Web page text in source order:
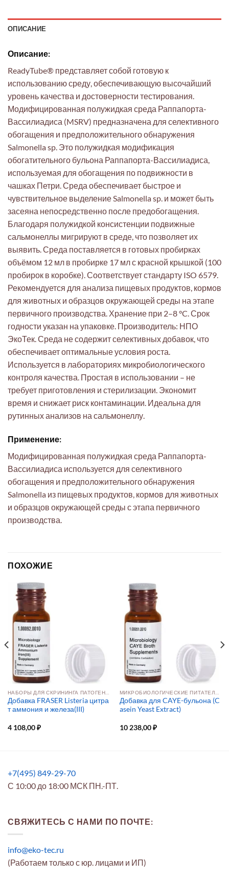
ОПИСАНИЕ
Описание:
ReadyTube® представляет собой готовую к
использованию среду, обеспечивающую высочайший
уровень качества и достоверности тестирования.
Модифицированная полужидкая среда Раппапорта-
Вассилиадиса (MSRV) предназначена для селективного
обогащения и предположительного обнаружения
Salmonella sp. Это полужидкая модификация
обогатительного бульона Раппапорта-Вассилиадиса,
используемая для обогащения по подвижности в
чашках Петри. Среда обеспечивает быстрое и
чувствительное выделение Salmonella sp. и может быть
засеяна непосредственно после предобогащения.
Благодаря полужидкой консистенции подвижные
сальмонеллы мигрируют в среде, что позволяет их
выявить. Среда поставляется в готовых пробирках
объёмом 12 мл в пробирке 17 мл с красной крышкой (100
пробирок в коробке). Соответствует стандарту ISO 6579.
Рекомендуется для анализа пищевых продуктов, кормов
для животных и образцов окружающей среды на этапе
первичного производства. Хранение при 2–8 °C. Срок
годности указан на упаковке. Производитель: НПО
ЭкоТек. Среда не содержит селективных добавок, что
обеспечивает оптимальные условия роста.
Используется в лабораториях микробиологического
контроля качества. Простая в использовании – не
требует приготовления и стерилизации. Экономит
время и снижает риск контаминации. Идеальна для
рутинных анализов на сальмонеллу.
Применение:
Модифицированная полужидкая среда Раппапорта-
Вассилиадиса используется для селективного
обогащения и предположительного обнаружения
Salmonella из пищевых продуктов, кормов для животных
и образцов окружающей среды с этапа первичного
производства.
ПОХОЖИЕ
Добавка FRASER Listeria цитра
т аммония и железа(III)
4 108,00₽
Добавка для CAYE-бульона (C
asein Yeast Extract)
10 238,00₽
+7(495) 849-29-70
С 10:00 до 18:00 МСК ПН.-ПТ.
СВЯЖИТЕСЬ С НАМИ ПО ПОЧТЕ:
info@eko-tec.ru
(Работаем только с юр. лицами и ИП)